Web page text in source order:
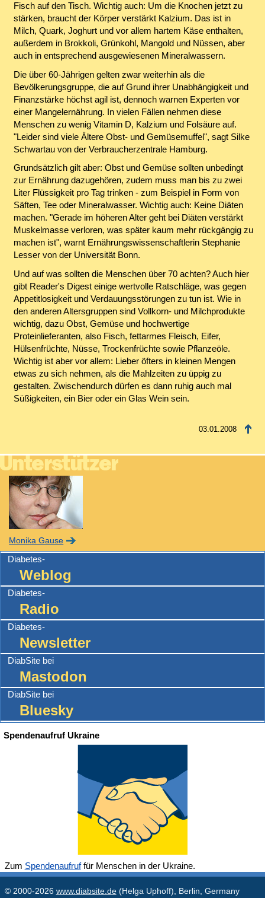
Fisch auf den Tisch. Wichtig auch: Um die Knochen jetzt zu
stärken, braucht der Körper verstärkt Kalzium. Das ist in
Milch, Quark, Joghurt und vor allem hartem Käse enthalten,
außerdem in Brokkoli, Grünkohl, Mangold und Nüssen, aber
auch in entsprechend ausgewiesenen Mineralwassern.
Die über 60-Jährigen gelten zwar weiterhin als die
Bevölkerungsgruppe, die auf Grund ihrer Unabhängigkeit und
Finanzstärke höchst agil ist, dennoch warnen Experten vor
einer Mangelernährung. In vielen Fällen nehmen diese
Menschen zu wenig Vitamin D, Kalzium und Folsäure auf.
"Leider sind viele Ältere Obst- und Gemüsemuffel", sagt Silke
Schwartau von der Verbraucherzentrale Hamburg.
Grundsätzlich gilt aber: Obst und Gemüse sollten unbedingt
zur Ernährung dazugehören, zudem muss man bis zu zwei
Liter Flüssigkeit pro Tag trinken - zum Beispiel in Form von
Säften, Tee oder Mineralwasser. Wichtig auch: Keine Diäten
machen. "Gerade im höheren Alter geht bei Diäten verstärkt
Muskelmasse verloren, was später kaum mehr rückgängig zu
machen ist", warnt Ernährungswissenschaftlerin Stephanie
Lesser von der Universität Bonn.
Und auf was sollten die Menschen über 70 achten? Auch hier
gibt Reader's Digest einige wertvolle Ratschläge, was gegen
Appetitlosigkeit und Verdauungsstörungen zu tun ist. Wie in
den anderen Altersgruppen sind Vollkorn- und Milchprodukte
wichtig, dazu Obst, Gemüse und hochwertige
Proteinlieferanten, also Fisch, fettarmes Fleisch, Eifer,
Hülsenfrüchte, Nüsse, Trockenfrüchte sowie Pflanzeöle.
Wichtig ist aber vor allem: Lieber öfters in kleinen Mengen
etwas zu sich nehmen, als die Mahlzeiten zu üppig zu
gestalten. Zwischendurch dürfen es dann ruhig auch mal
Süßigkeiten, ein Bier oder ein Glas Wein sein.
03.01.2008
Monika Gause
Diabetes-
Weblog
Diabetes-
Radio
Diabetes-
Newsletter
DiabSite bei
Mastodon
DiabSite bei
Bluesky
Spendenaufruf Ukraine
Zum Spendenaufruffür Menschen in der Ukraine.
© 2000-2026 www.diabsite.de(Helga Uphoff), Berlin, Germany